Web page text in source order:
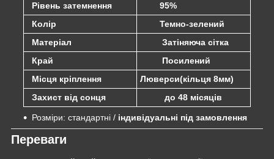
Рівень затемнення
95%
Колір
Темно-зелений
Матеріал
Затіняюча сітка
Край
Посилений
Місця кріплення
Люверси(кільця 8мм)
Захист від сонця
до 48 місяців
Розміри: стандартні / індивідуальні під замовлення
Переваги